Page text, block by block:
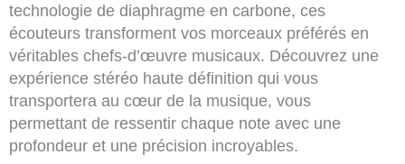
technologie de diaphragme en carbone, ces
écouteurs transforment vos morceaux préférés en
véritables chefs-d’œuvre musicaux. Découvrez une
expérience stéréo haute définition qui vous
transportera au cœur de la musique, vous
permettant de ressentir chaque note avec une
profondeur et une précision incroyables.